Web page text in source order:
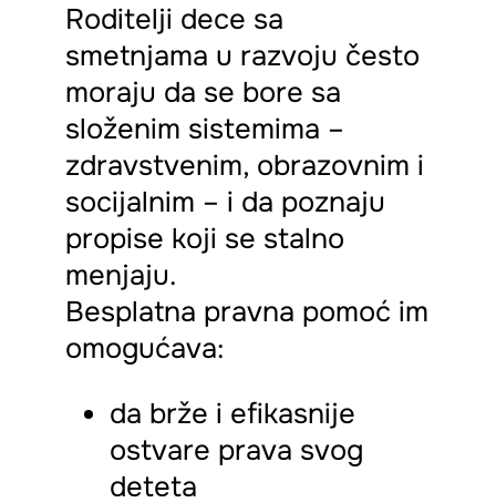
Roditelji dece sa
smetnjama u razvoju često
moraju da se bore sa
složenim sistemima –
zdravstvenim, obrazovnim i
socijalnim – i da poznaju
propise koji se stalno
menjaju.
Besplatna pravna pomoć im
omogućava:
da brže i efikasnije
ostvare prava svog
deteta